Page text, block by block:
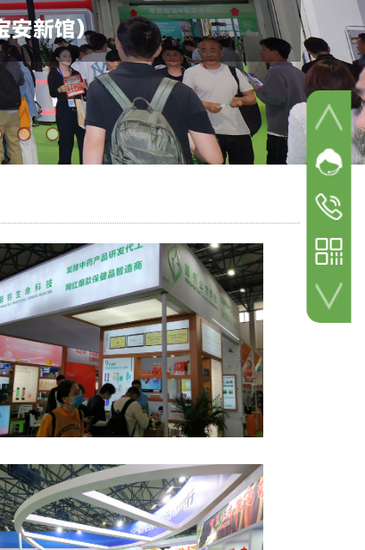
新馆）
网站客
参观咨询
参展咨询
扫一扫 关注公众号！